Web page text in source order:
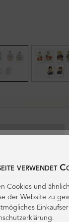
verhelfen
sie
verwendet
Cookies und
der Website zu